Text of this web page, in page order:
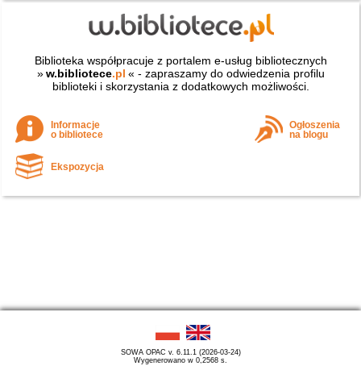
Biblioteka współpracuje z portalem e-usług bibliotecznych
» w.bibliotece.pl « - zapraszamy do odwiedzenia profilu
biblioteki i skorzystania z dodatkowych możliwości.
Informacje
o bibliotece
Ogłoszenia
na blogu
Ekspozycja
SOWA OPAC v. 6.11.1 (2026-03-24)
Wygenerowano w 0,2568 s.